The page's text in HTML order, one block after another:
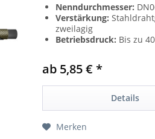
Nenndurchmesser:
Verstärkung:
zweilagig
Betriebsdruck: Bis zu
ab 5,85 € *
Details
Merken